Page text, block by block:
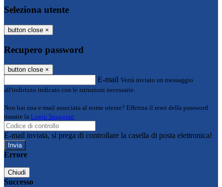
Seleziona utente
button close ×
Recupero password
button close ×
E-mail Verrà inviato un messaggio
all'indirizzo indicato con le istruzioni necessarie.
Non hai una e-mail associata al nome utente? Effettua il reset della password
tramite la Login Spaggiari
E-mail inviata, si prega di controllare la casella di posta elettronica!
Errore
Chiudi
Successo